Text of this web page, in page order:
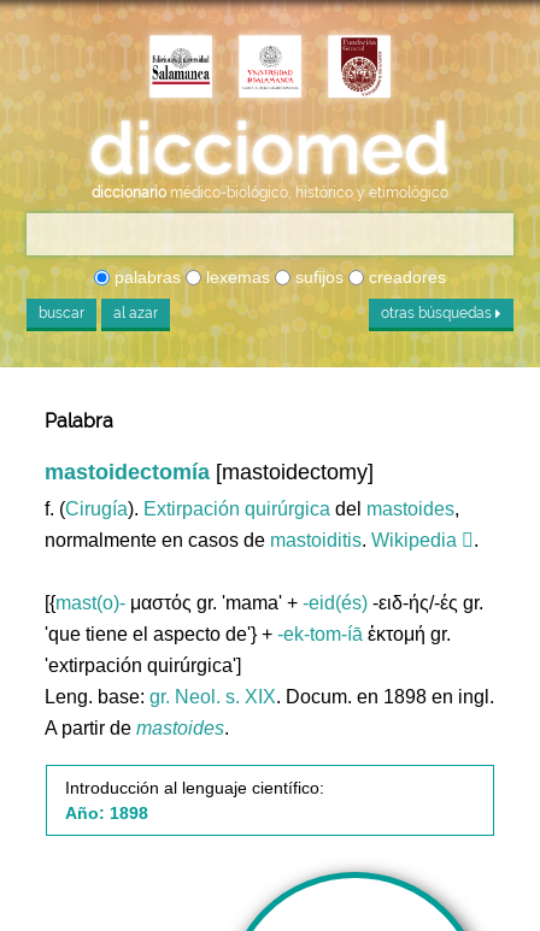
diccionario médico-biológico, histórico y etimológico
palabras lexemas sufijos creadores
buscar al azar otras búsquedas
Palabra
mastoidectomía [mastoidectomy]
f. (Cirugía). Extirpación quirúrgica del mastoides,
normalmente en casos de mastoiditis.Wikipedia .
[{mast(o)- μαστός gr. 'mama' +-eid(és) -ειδ-ής/-ές gr.
'que tiene el aspecto de'} +-ek-tom-íā ἐκτομή gr.
'extirpación quirúrgica']
Leng. base:gr. Neol. s. XIX. Docum. en 1898 en ingl.
A partir demastoides.
Introducción al lenguaje científico:
Año: 1898